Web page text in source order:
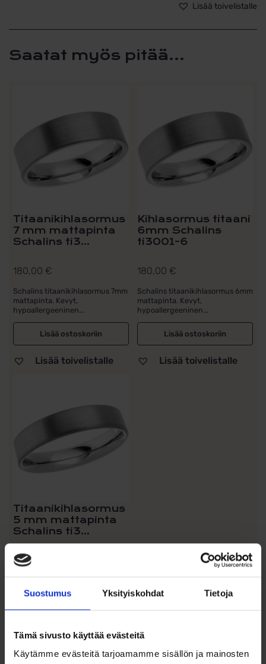
Suostumus Yksityiskohdat Tietoja
Tämä sivusto käyttää evästeitä
Käytämme evästeitä tarjoamamme sisällön ja mainosten
ALE
Lisää toivelistalle
Saatat myös pitää...
Titaanikihlasormus
7 mm mattapinta
Schalins ti3...
180,00 €
Schalins titaanikihlasormus 7mm
mattapinta. Kevyt,
hypoallergeeninen...
Lisää ostoskoriin
Lisää toivelistalle
Kihlasormus titaani
6mm Schalins
ti3001-6
180,00 €
Schalins titaanikihlasormus 6mm
mattapinta. Kevyt,
hypoallergeeninen...
Lisää ostoskoriin
Lisää toivelistalle
Titaanikihlasormus
5 mm mattapinta
Schalins ti3...
5.00/ 5
Schalins titaanikihlasormus 5mm
hypoallergeeninen...
Lisää ostoskoriin